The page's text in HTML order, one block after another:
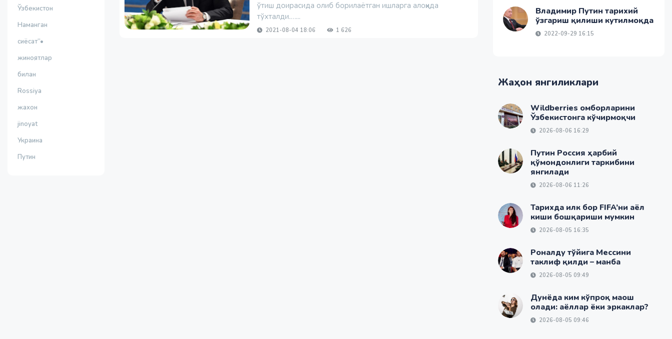
Ўзбекистон
Наманган
сиёсат”•
жиноятлар
билан
Rossiya
жахон
jinoyat
Украина
Путин
ўтиш доирасида олиб борилаётган ишларга алоҳида
тўхталди.…...
2021-08-04 18:06 1 626
Владимир Путин тарихий
ўзгариш қилиши кутилмоқда
2022-09-29 16:15
Жаҳон янгиликлари
Wildberries омборларини
Ўзбекистонга кўчирмоқчи
2026-08-06 16:29
Путин Россия ҳарбий
қўмондонлиги таркибини
янгилади
2026-08-06 11:26
Тарихда илк бор FIFA’ни аёл
киши бошқариши мумкин
2026-08-05 16:35
Роналду тўйига Мессини
таклиф қилди – манба
2026-08-05 09:49
Дунёда ким кўпроқ маош
олади: аёллар ёки эркаклар?
2026-08-05 09:46